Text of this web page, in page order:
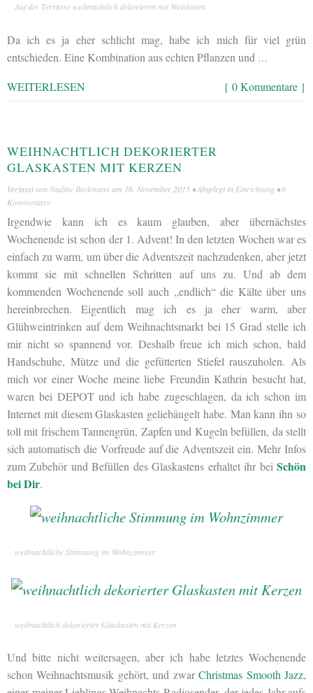
Auf der Terrasse weihnachtlich dekorieren mit Weinkisten
Da ich es ja eher schlicht mag, habe ich mich für viel grün
entschieden. Eine Kombination aus echten Pflanzen und …
WEITERLESEN { 0 Kommentare }
WEIHNACHTLICH DEKORIERTER
GLASKASTEN MIT KERZEN
Verfasst von Nadine Beckmann am 16. November 2015 • Abgelegt in Einrichtung •6
Kommentare
Irgendwie kann ich es kaum glauben, aber übernächstes
Wochenende ist schon der 1. Advent! In den letzten Wochen war es
einfach zu warm, um über die Adventszeit nachzudenken, aber jetzt
kommt sie mit schnellen Schritten auf uns zu. Und ab dem
kommenden Wochenende soll auch „endlich“ die Kälte über uns
hereinbrechen. Eigentlich mag ich es ja eher warm, aber
Glühweintrinken auf dem Weihnachtsmarkt bei 15 Grad stelle ich
mir nicht so spannend vor. Deshalb freue ich mich schon, bald
Handschuhe, Mütze und die gefütterten Stiefel rauszuholen. Als
mich vor einer Woche meine liebe Freundin Kathrin besucht hat,
waren bei DEPOT und ich habe zugeschlagen, da ich schon im
Internet mit diesem Glaskasten geliebäugelt habe. Man kann ihn so
toll mit frischem Tannengrün, Zapfen und Kugeln befüllen, da stellt
sich automatisch die Vorfreude auf die Adventszeit ein. Mehr Infos
zum Zubehör und Befüllen des Glaskastens erhaltet ihr bei Schön
bei Dir.
weihnachtliche Stimmung im Wohnzimmer
weihnachtlich dekorierter Glaskasten mit Kerzen
Und bitte nicht weitersagen, aber ich habe letztes Wochenende
schon Weihnachtsmusik gehört, und zwarChristmas Smooth Jazz,